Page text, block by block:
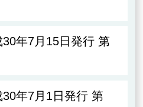
年7月15日発行 第
年7月1日発行 第